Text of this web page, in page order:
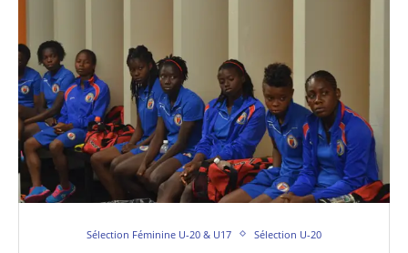
Sélection Féminine U-20 & U17 Sélection U-20